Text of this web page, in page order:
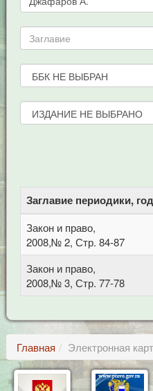
Заглавие периодики,
Закон и право,
2008,№ 2, Стр. 84-87
Закон и право,
2008,№ 3, Стр. 77-78
Главная Электронная